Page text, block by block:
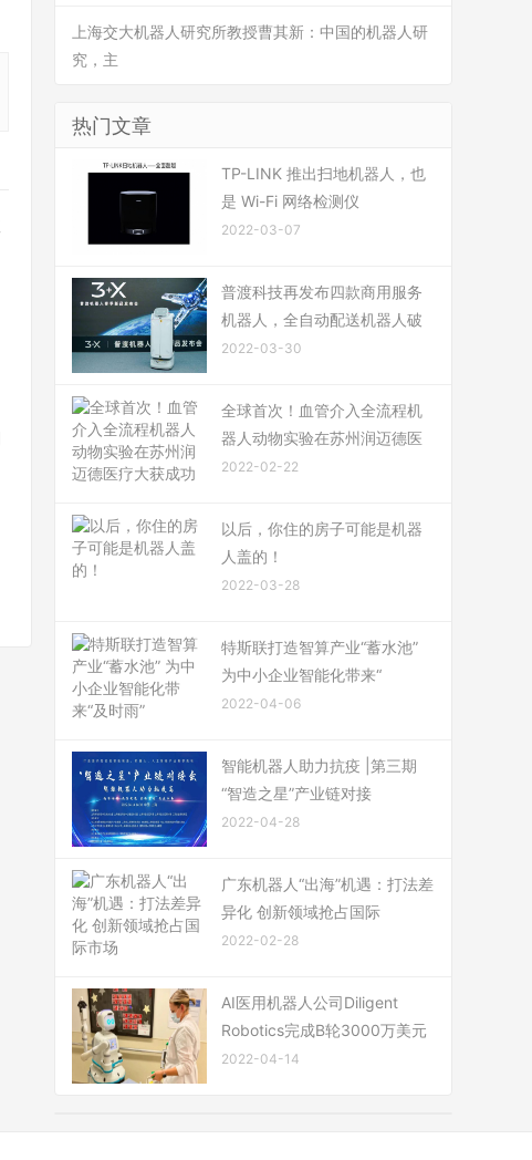
上海交大机器人研究所教授曹其新：中国的机器人研
究，主
热门文章
TP-LINK 推出扫地机器人，也
是 Wi-Fi 网络检测仪
2022-03-07
普渡科技再发布四款商用服务
机器人，全自动配送机器人破
2022-03-30
全球首次！血管介入全流程机
器人动物实验在苏州润迈德医
2022-02-22
以后，你住的房子可能是机器
人盖的！
2022-03-28
特斯联打造智算产业“蓄水池”
为中小企业智能化带来“
2022-04-06
智能机器人助力抗疫 |第三期
“智造之星”产业链对接
2022-04-28
广东机器人“出海”机遇：打法差
异化 创新领域抢占国际
2022-02-28
AI医用机器人公司Diligent
Robotics完成B轮3000万美元
2022-04-14